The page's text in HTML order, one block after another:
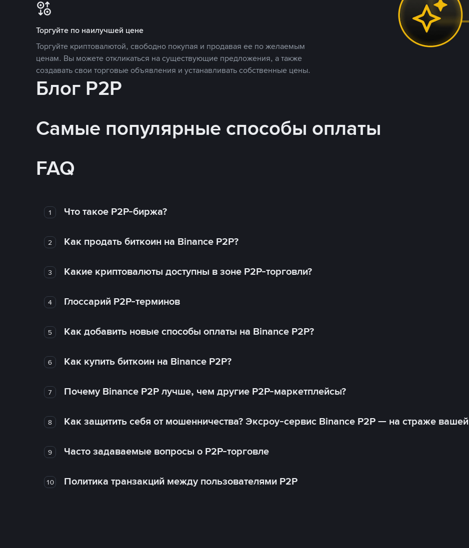
Торгуйте по наилучшей цене
Торгуйте криптовалютой, свободно покупая и продавая ее по желаемым
ценам. Вы можете откликаться на существующие предложения, а также
создавать свои торговые объявления и устанавливать собственные цены.
Блог P2P
Самые популярные способы оплаты
FAQ
1 Что такое P2P-биржа?
2 Как продать биткоин на Binance P2P?
3 Какие криптовалюты доступны в зоне P2P-торговли?
4 Глоссарий P2P-терминов
5 Как добавить новые способы оплаты на Binance P2P?
6 Как купить биткоин на Binance P2P?
7 Почему Binance P2P лучше, чем другие P2P-маркетплейсы?
8 Как защитить себя от мошенничества? Эксроу-сервис Binance P2P — на страже вашей
9 Часто задаваемые вопросы о P2P-торговле
10 Политика транзакций между пользователями P2P